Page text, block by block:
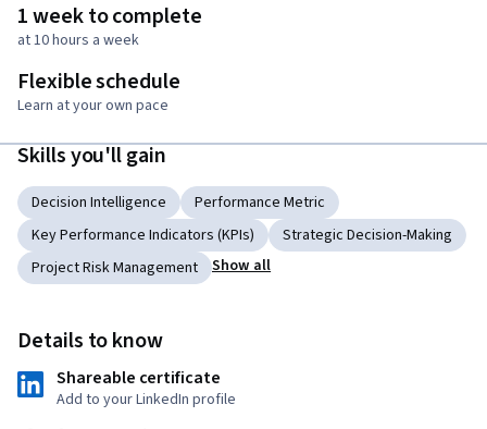
1 week to complete
at 10 hours a week
Flexible schedule
Learn at your own pace
Skills you'll gain
Decision Intelligence
Performance Metric
Key Performance Indicators (KPIs)
Strategic Decision-Making
Project Risk Management
Show all
Details to know
Shareable certificate
Add to your LinkedIn profile